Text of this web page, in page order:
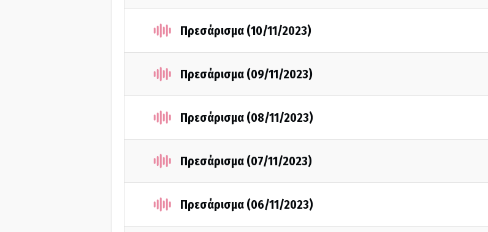
Πρεσάρισμα (10/11/2023)
Πρεσάρισμα (09/11/2023)
Πρεσάρισμα (08/11/2023)
Πρεσάρισμα (07/11/2023)
Πρεσάρισμα (06/11/2023)